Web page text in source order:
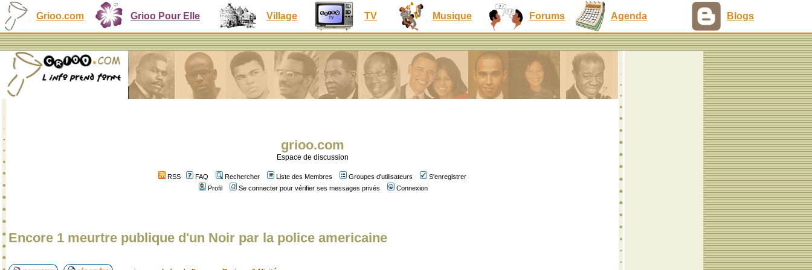
Grioo.com Grioo Pour Elle Village TV Musique Forums Agenda Blogs
grioo.com
Espace de discussion
RSS FAQ Rechercher Liste des Membres Groupes d'utilisateurs
S'enregistrer
Profil
Se connecter pour vérifier ses messages privés Connexion
Encore 1 meurtre publique d'un Noir par la police americaine